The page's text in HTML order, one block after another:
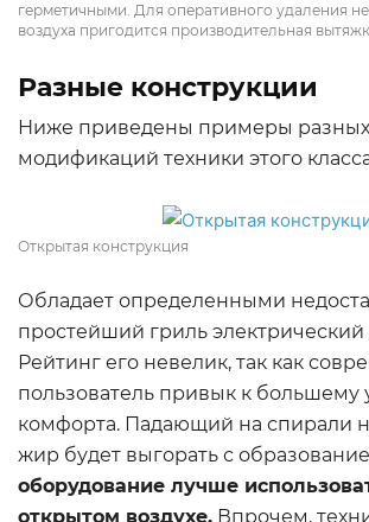
герметичными. Для оперативного удаления
воздуха пригодится производительная
Разные конструкции
Ниже приведены примеры разных
модификаций техники этого
Открытая конструкция
Обладает определенными
простейший гриль электрический
Рейтинг его невелик, так как
пользователь привык к большему
комфорта. Падающий на спирали
жир будет выгорать с
оборудование лучше
открытом воздухе. Впрочем,